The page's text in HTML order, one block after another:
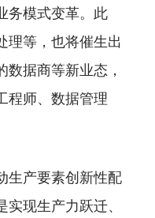
务模式变革。此
理等，也将催生出
据商等新业态，
程师、数据管理
产要素创新性配
现生产力跃迁、